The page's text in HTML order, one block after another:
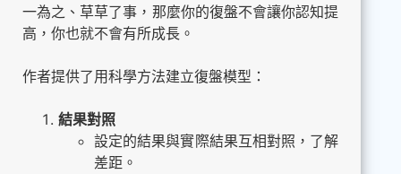
一為之、草草了事，那麼你的復盤不會讓你認知提
高，你也就不會有所成長。
作者提供了用科學方法建立復盤模型：
結果對照
設定的結果與實際結果互相對照，了解
差距。